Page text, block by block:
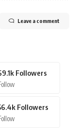
Leave a comment
Followers
Followers